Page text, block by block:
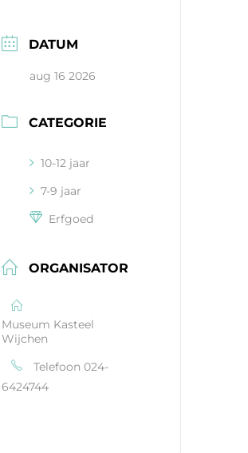
DATUM
aug 16 2026
CATEGORIE
10-12 jaar
7-9 jaar
Erfgoed
ORGANISATOR
Museum Kasteel
Wijchen
Telefoon 024-
6424744